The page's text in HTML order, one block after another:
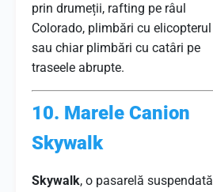
prin drumeții, rafting pe râul
Colorado, plimbări cu elicopterul
sau chiar plimbări cu catâri pe
traseele abrupte.
10. Marele Canion
Skywalk
Skywalk, o pasarelă suspendată